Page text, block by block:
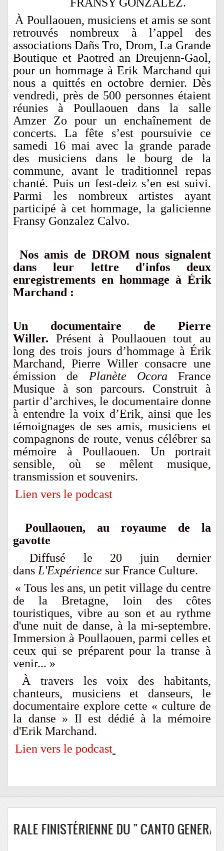
À Poullaouen, musiciens et amis se sont
retrouvés nombreux à l’appel des
associations Dañs Tro, Drom, La Grande
Boutique et Paotred an Dreujenn-Gaol,
pour un hommage à Erik Marchand qui
nous a quittés en octobre dernier. Dès
vendredi, près de 500 personnes étaient
réunies à Poullaouen dans la salle
Amzer Zo pour un enchaînement de
concerts. La fête s’est poursuivie ce
samedi 16 mai avec la grande parade
des musiciens dans le bourg de la
commune, avant le traditionnel repas
chanté. Puis un fest-deiz s’en est suivi.
Parmi les nombreux artistes ayant
participé à cet hommage, la galicienne
Fransy Gonzalez Calvo.
Nos amis de DROM nous signalent
dans leur lettre d'infos deux
enregistrements en hommage à Érik
Marchand :
Un documentaire de Pierre
Willer.
Présent à Poullaouen tout au
long des trois jours d’hommage à Érik
Marchand, Pierre Willer consacre une
émission de Planète Ocora France
Musique à son parcours. Construit à
partir d’archives, le documentaire donne
à entendre la voix d’Erik, ainsi que les
témoignages de ses amis, musiciens et
compagnons de route, venus célébrer sa
mémoire à Poullaouen. Un portrait
sensible, où se mêlent musique,
transmission et souvenirs.
Lien vers le podcast
Poullaouen, au royaume de la
gavotte
Diffusé le 20 juin dernier
dans L'Expérience sur France Culture.
« Tous les ans, un petit village du centre
de la Bretagne, loin des côtes
touristiques, vibre au son et au rythme
d'une nuit de danse, à la mi-septembre.
Immersion à Poullaouen, parmi celles et
ceux qui se préparent pour la transe à
venir... »
À travers les voix des habitants,
chanteurs, musiciens et danseurs, le
documentaire explore cette « culture de
la danse » Il est dédié à la mémoire
d'Erik Marchand.
Lien vers le podcast
FINISTÉRIENNE DU " CANTO GENERAL "